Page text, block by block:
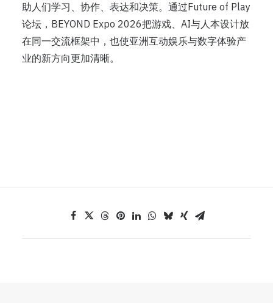
助人们学习、协作、表达和决策。通过Future of Play
论坛，BEYOND Expo 2026把游戏、AI与人本设计放
在同一交流框架中，也使亚洲互动娱乐与数字体验产
业的新方向更加清晰。